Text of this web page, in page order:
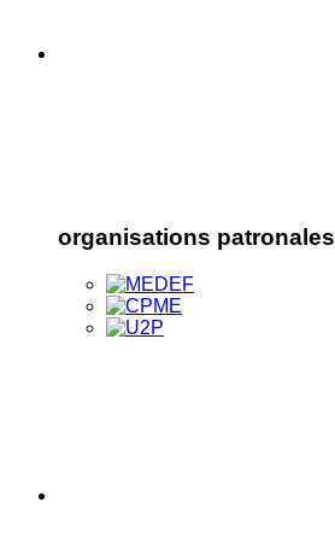
organisations patronales